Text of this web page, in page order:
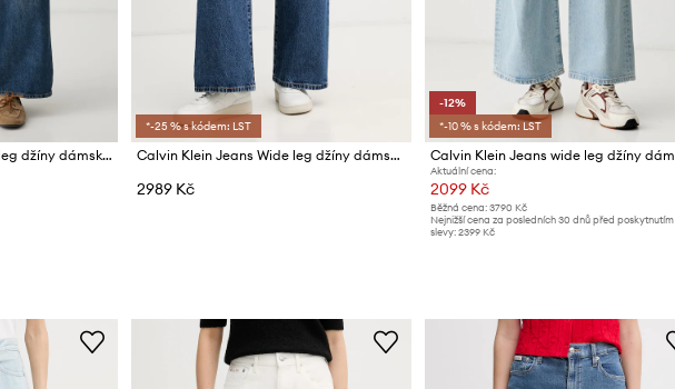
Calvin Klein Jeans wide leg džíny dámské
*-25 % s kódem: LST
Calvin Klein Jeans Wide leg džíny dámské
2989 Kč
-12%
*-10 % s kódem: LST
Aktuální cena:
2099 Kč
Běžná cena: 3790 Kč
Nejnižší cena za posledních 30 dnů před poskytnutím
slevy: 2399 Kč